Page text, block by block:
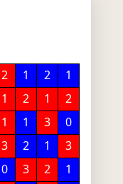
2 1 2
1
1 2 1
2
1 1 3
0
3 2 1
3
0 3 2
1